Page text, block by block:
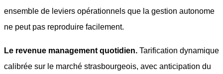
ensemble de leviers opérationnels que la gestion autonome
ne peut pas reproduire facilement.
Le revenue management quotidien. Tarification dynamique
calibrée sur le marché strasbourgeois, avec anticipation du